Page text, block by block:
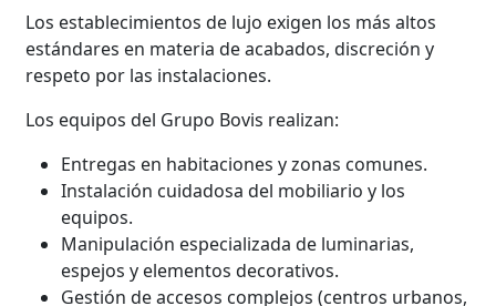
Los establecimientos de lujo exigen los más altos
estándares en materia de acabados, discreción y
respeto por las instalaciones.
Los equipos del Grupo Bovis realizan:
Entregas en habitaciones y zonas comunes.
Instalación cuidadosa del mobiliario y los
equipos.
Manipulación especializada de luminarias,
espejos y elementos decorativos.
Gestión de accesos complejos (centros urbanos,